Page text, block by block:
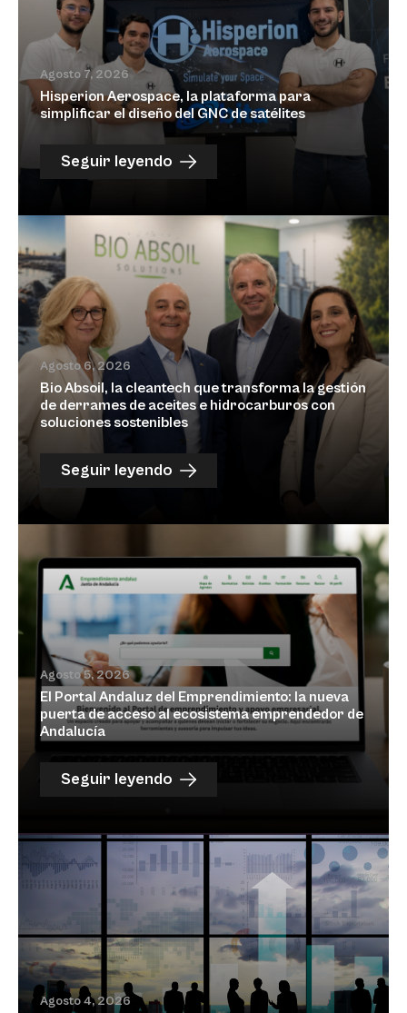
Agosto 7, 2026
Hisperion Aerospace, la plataforma para
simplificar el diseño del GNC de satélites
Seguir leyendo
Agosto 6, 2026
Bio Absoil, la cleantech que transforma la gestión
de derrames de aceites e hidrocarburos con
soluciones sostenibles
Seguir leyendo
Agosto 5, 2026
El Portal Andaluz del Emprendimiento: la nueva
puerta de acceso al ecosistema emprendedor de
Andalucía
Seguir leyendo
Agosto 4, 2026